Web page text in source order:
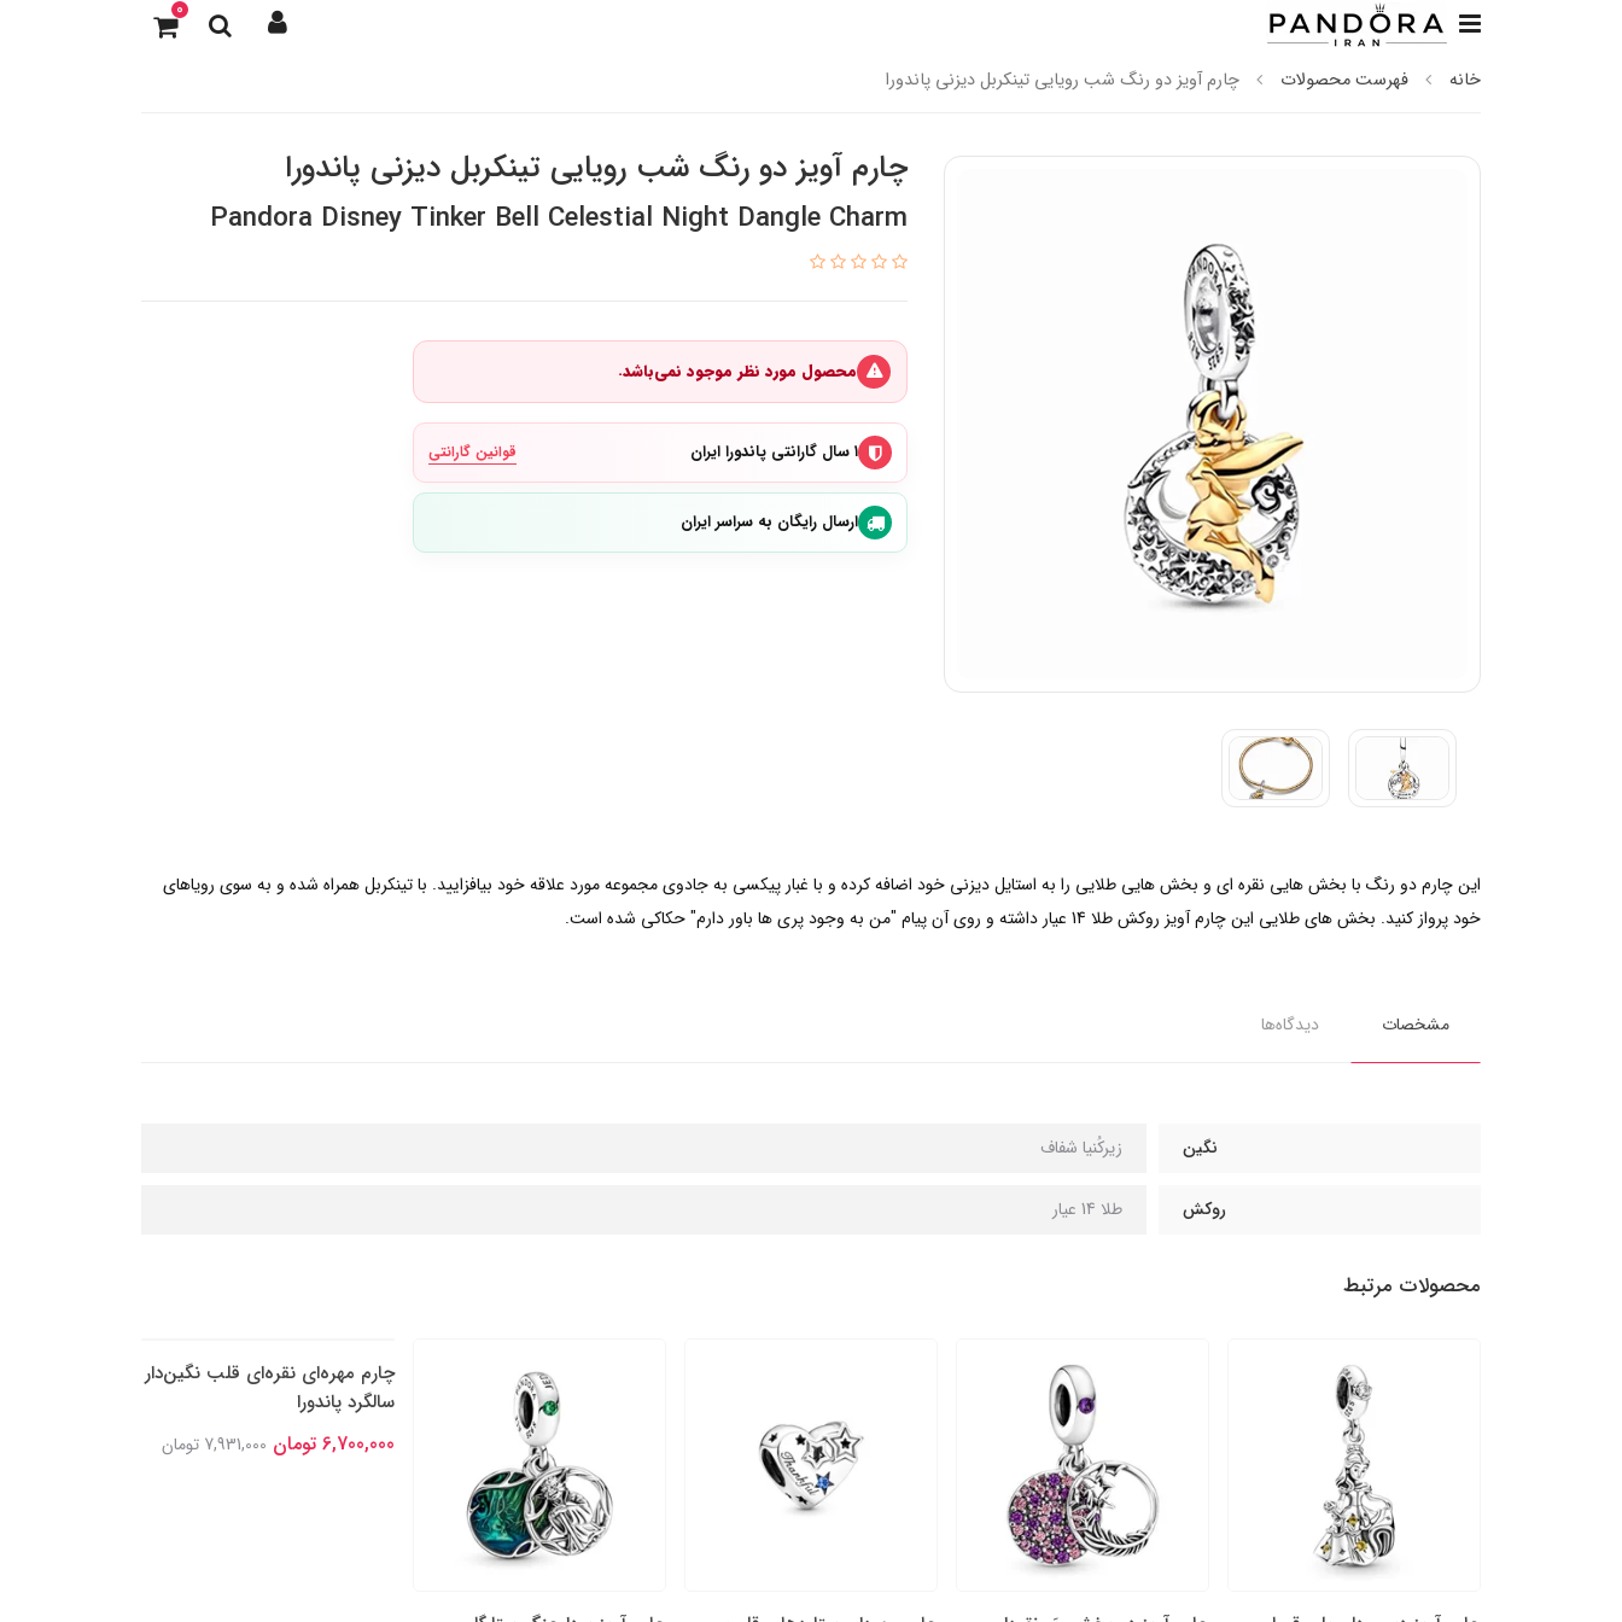
0
خانه فهرست محصولات چارم آویز دو رنگ شب رویایی تینکربل دیزنی پاندورا
چارم آویز دو رنگ شب رویایی تینکربل دیزنی پاندورا
Pandora Disney Tinker Bell Celestial Night Dangle Charm
محصول مورد نظر موجود نمی‌باشد.
۱ سال گارانتی پاندورا ایران قوانین گارانتی
ارسال رایگان به سراسر ایران
این چارم دو رنگ با بخش هایی نقره ای و بخش هایی طلایی را به استایل دیزنی خود اضافه کرده و با غبار پیکسی به جادوی مجموعه مورد علاقه خود بیافزایید. با تینکربل همراه شده و به سوی رویاهای
خود پرواز کنید. بخش های طلایی این چارم آویز روکش طلا 14 عیار داشته و روی آن پیام "من به وجود پری ها باور دارم" حکاکی شده است.
مشخصات دیدگاه‌ها
نگین زیرکُنیا شفاف
روکش طلا 14 عیار
محصولات مرتبط